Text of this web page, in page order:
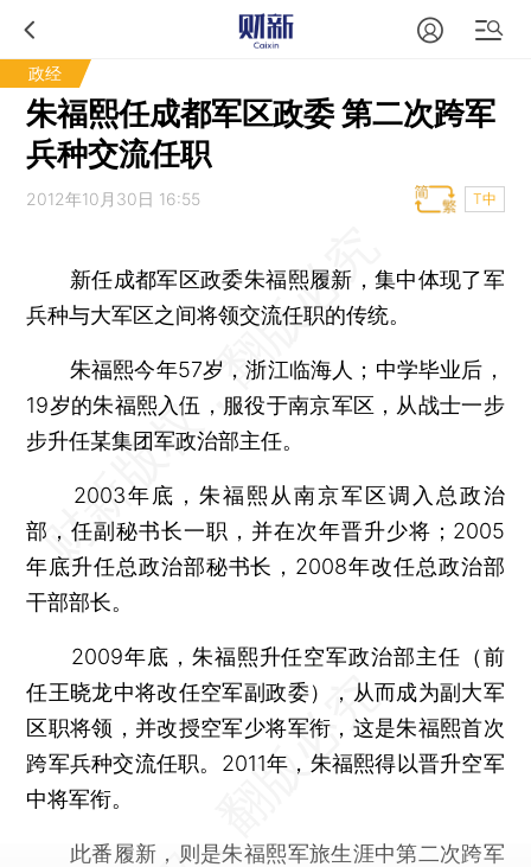
政经
朱福熙任成都军区政委 第二次跨军
兵种交流任职
2012年10月30日 16:55 T中
新任成都军区政委朱福熙履新，集中体现了军
兵种与大军区之间将领交流任职的传统。
朱福熙今年57岁，浙江临海人；中学毕业后，
19岁的朱福熙入伍，服役于南京军区，从战士一步
步升任某集团军政治部主任。
2003年底，朱福熙从南京军区调入总政治
部，任副秘书长一职，并在次年晋升少将；2005
年底升任总政治部秘书长，2008年改任总政治部
干部部长。
2009年底，朱福熙升任空军政治部主任（前
任王晓龙中将改任空军副政委），从而成为副大军
区职将领，并改授空军少将军衔，这是朱福熙首次
跨军兵种交流任职。2011年，朱福熙得以晋升空军
中将军衔。
此番履新，则是朱福熙军旅生涯中第二次跨军